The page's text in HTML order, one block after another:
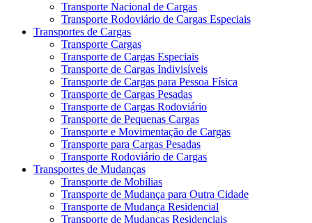
Transporte Nacional de Cargas
Transporte Rodoviário de Cargas Especiais
Transportes de Cargas
Transporte Cargas
Transporte de Cargas Especiais
Transporte de Cargas Indivisíveis
Transporte de Cargas para Pessoa Física
Transporte de Cargas Pesadas
Transporte de Cargas Rodoviário
Transporte de Pequenas Cargas
Transporte e Movimentação de Cargas
Transporte para Cargas Pesadas
Transporte Rodoviário de Cargas
Transportes de Mudanças
Transporte de Mobilias
Transporte de Mudança para Outra Cidade
Transporte de Mudança Residencial
Transporte de Mudanças Residenciais